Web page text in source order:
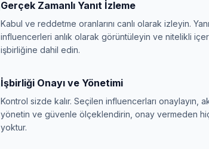
Gerçek Zamanlı Yanıt İzleme
Kabul ve reddetme oranlarını canlı olarak izleyin.
influencerleri anlık olarak görüntüleyin ve nitelikli
işbirliğine dahil edin.
İşbirliği Onayı ve Yönetimi
Kontrol sizde kalır. Seçilen influencerları onaylayın,
yönetin ve güvenle ölçeklendirin, onay vermeden
yoktur.